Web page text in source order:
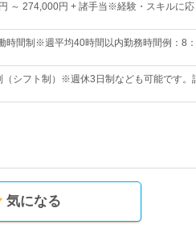
～ 274,000円 + 諸手当※経験・スキルに
時間制※週平均40時間以内勤務時間例：8
（シフト制）※週休3日制なども可能です
気になる